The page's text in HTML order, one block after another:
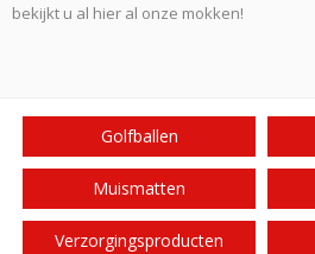
bekijkt u al hier al onze mokken!
Golfballen
Muismatten
Verzorgingsproducten